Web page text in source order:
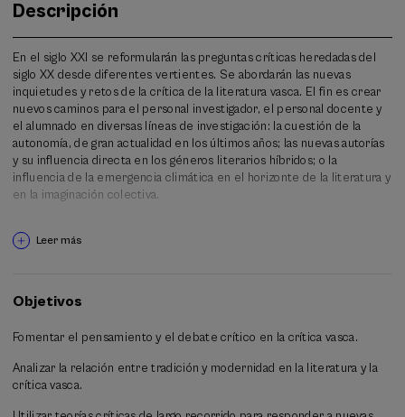
Descripción
En el siglo XXI se reformularán las preguntas críticas heredadas del
siglo XX desde diferentes vertientes. Se abordarán las nuevas
inquietudes y retos de la crítica de la literatura vasca. El fin es crear
nuevos caminos para el personal investigador, el personal docente y
el alumnado en diversas líneas de investigación: la cuestión de la
autonomía, de gran actualidad en los últimos años; las nuevas autorías
y su influencia directa en los géneros literarios híbridos; o la
influencia de la emergencia climática en el horizonte de la literatura y
en la imaginación colectiva.
la época del experto Jesús María Lasagabaster. Colaboran varias
En este curso se reunirán tres generaciones para compartir sus
prácticas, conocimientos y experiencias.
Leer más
Objetivos
Fomentar el pensamiento y el debate crítico en la crítica vasca.
Analizar la relación entre tradición y modernidad en la literatura y la
crítica vasca.